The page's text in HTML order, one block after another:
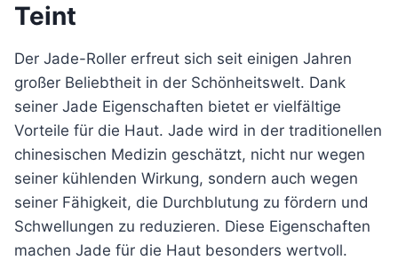
Teint
Der Jade-Roller erfreut sich seit einigen Jahren
großer Beliebtheit in der Schönheitswelt. Dank
seiner Jade Eigenschaften bietet er vielfältige
Vorteile für die Haut. Jade wird in der traditionellen
chinesischen Medizin geschätzt, nicht nur wegen
seiner kühlenden Wirkung, sondern auch wegen
seiner Fähigkeit, die Durchblutung zu fördern und
Schwellungen zu reduzieren. Diese Eigenschaften
machen Jade für die Haut besonders wertvoll.